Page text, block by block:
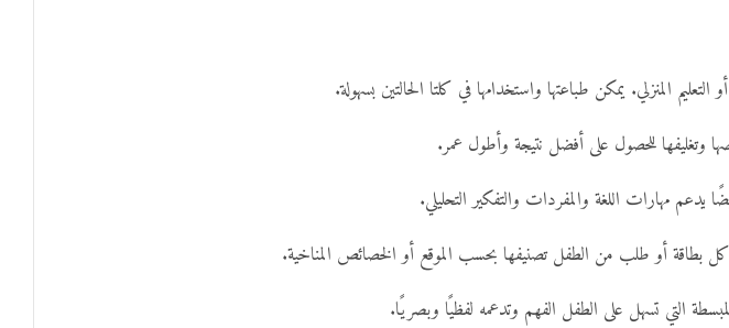
المنزلي. يمكن طباعتها واستخدامها في كلتا الحالتين بسهولة.
مهارات اللغة والمفردات والتفكير التحليلي.
بطاقة أو طلب من الطفل تصنيفها بحسب الموقع أو الخصائص المناخية.
التي تسهل على الطفل الفهم وتدعمه لفظيًا وبصريًا.